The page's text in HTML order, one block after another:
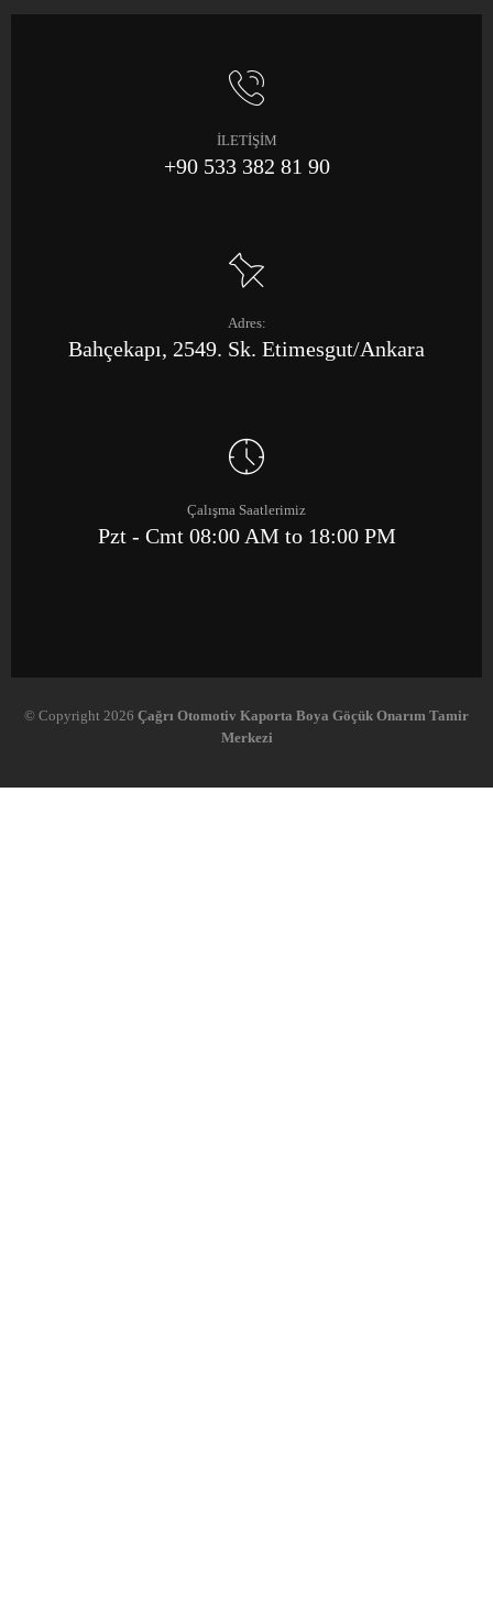
İLETİŞİM
+90 533 382 81 90
Adres:
Bahçekapı, 2549. Sk. Etimesgut/Ankara
Çalışma Saatlerimiz
Pzt - Cmt 08:00 AM to 18:00 PM
© Copyright 2026 Çağrı Otomotiv Kaporta Boya Göçük Onarım Tamir
Merkezi